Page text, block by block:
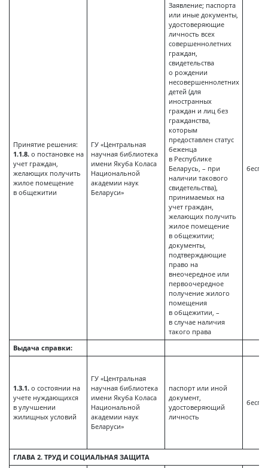
Принятие решения:
1.1.8.о постановке на
учет граждан,
желающих получить
жилое помещение
в общежитии
ГУ «Центральная
научная библиотека
имени Якуба Коласа
Национальной
академии наук
Беларуси»
Заявление; паспорта
или иные документы,
удостоверяющие
личность всех
совершеннолетних
граждан,
свидетельства
о рождении
несовершеннолетних
детей (для
иностранных
граждан и лиц без
гражданства,
которым
предоставлен статус
беженца
в Республике
Беларусь, – при
наличии такового
свидетельства),
принимаемых на
учет граждан,
желающих получить
жилое помещение
в общежитии;
документы,
подтверждающие
право на
внеочередное или
первоочередное
получение жилого
помещения
в общежитии, –
в случае наличия
такого права
Выдача справки:
1.3.1. о состоянии на
учете нуждающихся
в улучшении
жилищных условий
ГУ «Центральная
научная библиотека
имени Якуба Коласа
Национальной
академии наук
Беларуси»
паспорт или иной
документ,
удостоверяющий
личность
ГЛАВА 2. ТРУД И СОЦИАЛЬНАЯ ЗАЩИТА